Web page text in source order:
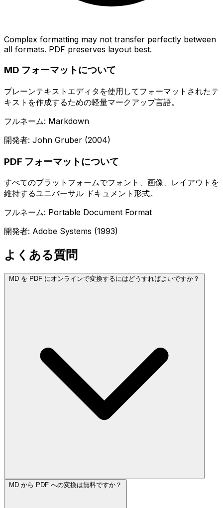
Complex formatting may not transfer perfectly between
all formats. PDF preserves layout best.
MD フォーマットについて
プレーンテキストエディタを使用してフォーマットされたテ
キストを作成するための軽量マークアップ言語。
フルネーム: Markdown
開発者: John Gruber (2004)
PDF フォーマットについて
すべてのプラットフォームでフォント、画像、レイアウトを
維持するユニバーサル ドキュメント形式。
フルネーム: Portable Document Format
開発者: Adobe Systems (1993)
よくある質問
MD を PDF にオンラインで変換するにはどうすればよいですか？
MD から PDF への変換は無料ですか？